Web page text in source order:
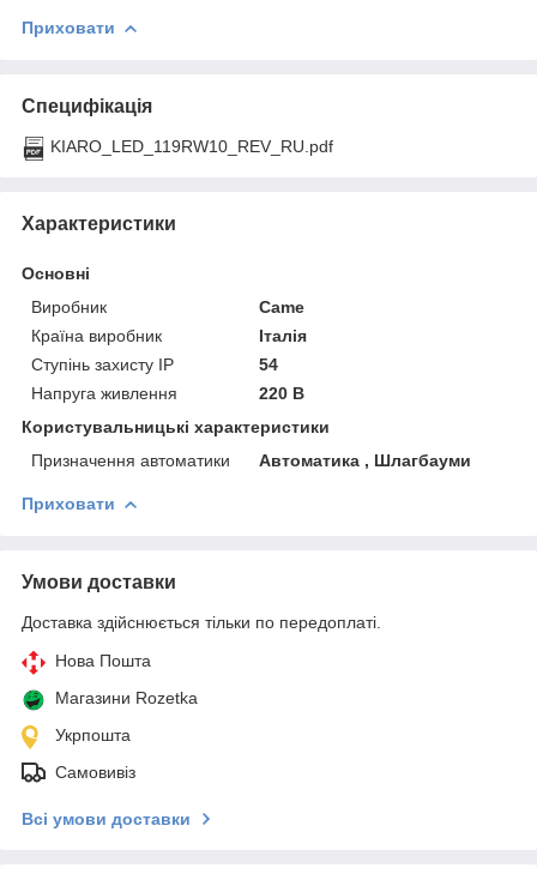
Приховати
Специфікація
KIARO_LED_119RW10_REV_RU.pdf
Характеристики
Основні
Виробник
Came
Країна виробник
Італія
Ступінь захисту IP
54
Напруга живлення
220 В
Користувальницькі характеристики
Призначення автоматики
Автоматика , Шлагбауми
Приховати
Умови доставки
Доставка здійснюється тільки по передоплаті.
Нова Пошта
Магазини Rozetka
Укрпошта
Самовивіз
Всі умови доставки